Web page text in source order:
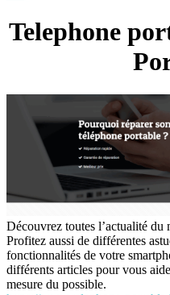
Telephone
Découvrez toutes l’actualité du
Profitez aussi de différentes
fonctionnalités de votre
différents articles pour vous
mesure du possible.